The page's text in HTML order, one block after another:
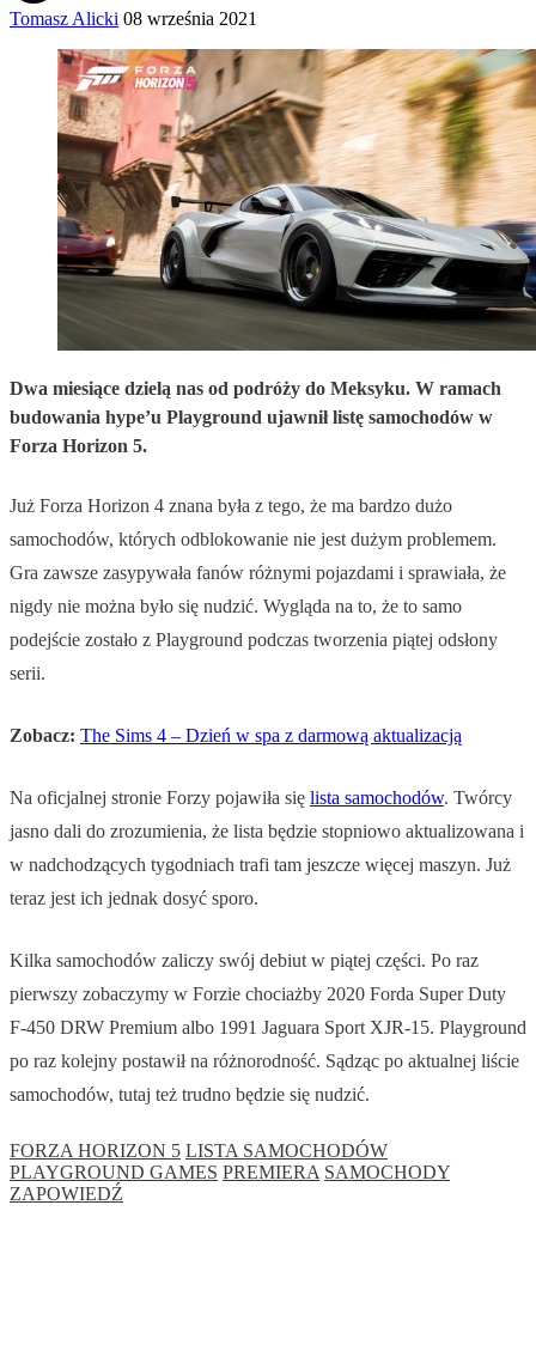
Tomasz Alicki 08 września 2021
Dwa miesiące dzielą nas od podróży do Meksyku. W ramach
budowania hype’u Playground ujawnił listę samochodów w
Forza Horizon 5.
Już Forza Horizon 4 znana była z tego, że ma bardzo dużo
samochodów, których odblokowanie nie jest dużym problemem.
Gra zawsze zasypywała fanów różnymi pojazdami i sprawiała, że
nigdy nie można było się nudzić. Wygląda na to, że to samo
podejście zostało z Playground podczas tworzenia piątej odsłony
serii.
Zobacz: The Sims 4 – Dzień w spa z darmową aktualizacją
Na oficjalnej stronie Forzy pojawiła się lista samochodów. Twórcy
jasno dali do zrozumienia, że lista będzie stopniowo aktualizowana i
w nadchodzących tygodniach trafi tam jeszcze więcej maszyn. Już
teraz jest ich jednak dosyć sporo.
Kilka samochodów zaliczy swój debiut w piątej części. Po raz
pierwszy zobaczymy w Forzie chociażby 2020 Forda Super Duty
F-450 DRW Premium albo 1991 Jaguara Sport XJR-15. Playground
po raz kolejny postawił na różnorodność. Sądząc po aktualnej liście
samochodów, tutaj też trudno będzie się nudzić.
FORZA HORIZON 5 LISTA SAMOCHODÓW
PLAYGROUND GAMES PREMIERA SAMOCHODY
ZAPOWIEDŹ